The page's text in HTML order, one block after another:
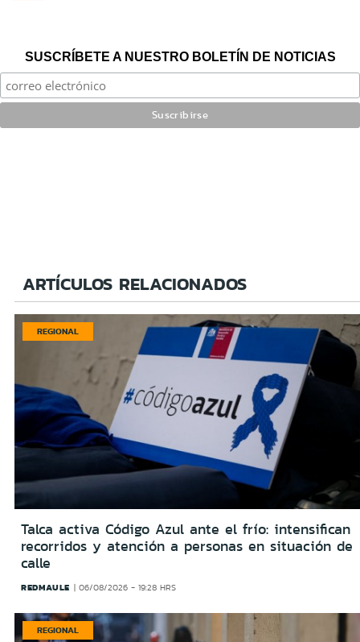
SUSCRÍBETE A NUESTRO BOLETÍN DE NOTICIAS
ARTÍCULOS RELACIONADOS
REGIONAL
Talca activa Código Azul ante el frío: intensifican
recorridos y atención a personas en situación de
calle
REDMAULE 06/08/2026 - 19:28 HRS
REGIONAL